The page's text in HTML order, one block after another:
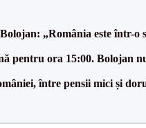
„România este într-o
pentru ora 15:00. Bolojan
între pensii mici și